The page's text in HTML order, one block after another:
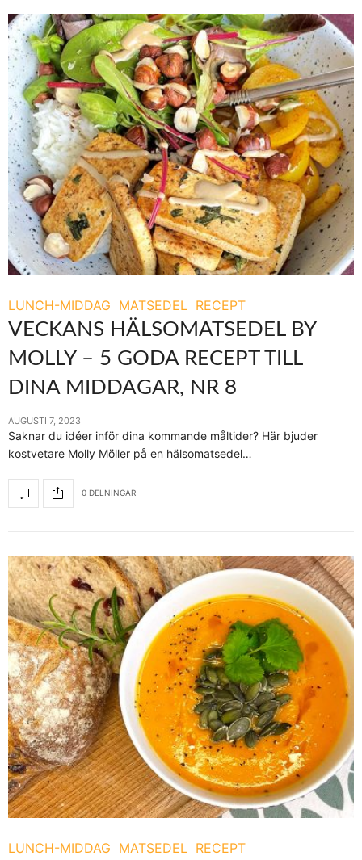
LUNCH-MIDDAG MATSEDEL RECEPT
VECKANS HÄLSOMATSEDEL BY
MOLLY – 5 GODA RECEPT TILL
DINA MIDDAGAR, NR 8
AUGUSTI 7, 2023
Saknar du idéer inför dina kommande måltider? Här bjuder
kostvetare Molly Möller på en hälsomatsedel…
0 DELNINGAR
LUNCH-MIDDAG MATSEDEL RECEPT